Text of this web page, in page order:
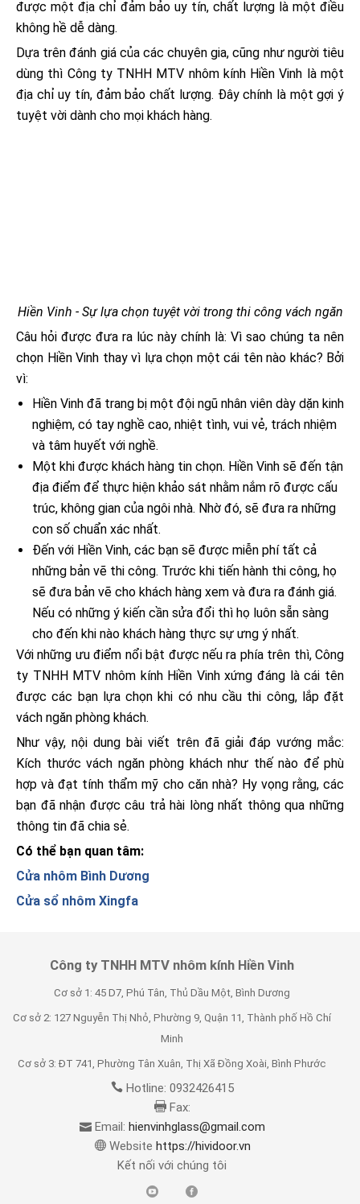
được một địa chỉ đảm bảo uy tín, chất lượng là một điều
không hề dễ dàng.
Dựa trên đánh giá của các chuyên gia, cũng như người tiêu
dùng thì Công ty TNHH MTV nhôm kính Hiền Vinh là một
địa chỉ uy tín, đảm bảo chất lượng. Đây chính là một gợi ý
tuyệt vời dành cho mọi khách hàng.
Hiền Vinh - Sự lựa chọn tuyệt vời trong thi công vách ngăn
Câu hỏi được đưa ra lúc này chính là: Vì sao chúng ta nên
chọn Hiền Vinh thay vì lựa chọn một cái tên nào khác? Bởi
vì:
Hiền Vinh đã trang bị một đội ngũ nhân viên dày dặn kinh
nghiệm, có tay nghề cao, nhiệt tình, vui vẻ, trách nhiệm
và tâm huyết với nghề.
Một khi được khách hàng tin chọn. Hiền Vinh sẽ đến tận
địa điểm để thực hiện khảo sát nhằm nắm rõ được cấu
trúc, không gian của ngôi nhà. Nhờ đó, sẽ đưa ra những
con số chuẩn xác nhất.
Đến với Hiền Vinh, các bạn sẽ được miễn phí tất cả
những bản vẽ thi công. Trước khi tiến hành thi công, họ
sẽ đưa bản vẽ cho khách hàng xem và đưa ra đánh giá.
Nếu có những ý kiến cần sửa đổi thì họ luôn sẵn sàng
cho đến khi nào khách hàng thực sự ưng ý nhất.
Với những ưu điểm nổi bật được nếu ra phía trên thì, Công
ty TNHH MTV nhôm kính Hiền Vinh xứng đáng là cái tên
được các bạn lựa chọn khi có nhu cầu thi công, lắp đặt
vách ngăn phòng khách.
Như vậy, nội dung bài viết trên đã giải đáp vướng mắc:
Kích thước vách ngăn phòng khách như thế nào để phù
hợp và đạt tính thẩm mỹ cho căn nhà? Hy vọng rằng, các
bạn đã nhận được câu trả hài lòng nhất thông qua những
thông tin đã chia sẻ.
Có thể bạn quan tâm:
Cửa nhôm Bình Dương
Cửa sổ nhôm Xingfa
Công ty TNHH MTV nhôm kính Hiền Vinh
Cơ sở 1: 45 D7, Phú Tân, Thủ Dầu Một, Bình Dương
Cơ sở 2: 127 Nguyễn Thị Nhỏ, Phường 9, Quận 11, Thành phố Hồ Chí
Minh
Cơ sở 3: ĐT 741, Phường Tân Xuân, Thị Xã Đồng Xoài, Bình Phước
Hotline: 0932426415
Fax:
Email: hienvinhglass@gmail.com
Website https://hividoor.vn
Kết nối với chúng tôi